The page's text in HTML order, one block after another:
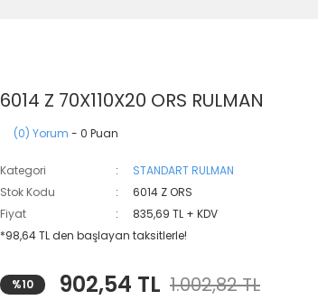
6014 Z 70X110X20 ORS RULMAN
(0) Yorum - 0 Puan
Kategori
STANDART RULMAN
Stok Kodu
6014 Z ORS
Fiyat
835,69 TL + KDV
*98,64 TL den başlayan taksitlerle!
%10 902,54 TL 1.002,82 TL